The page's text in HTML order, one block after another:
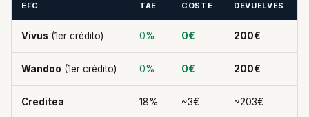
EFC TAE COSTE DEVUELVES
Vivus (1er crédito) 0% 0€ 200€
Wandoo (1er crédito) 0% 0€ 200€
Creditea 18% ~3€ ~203€